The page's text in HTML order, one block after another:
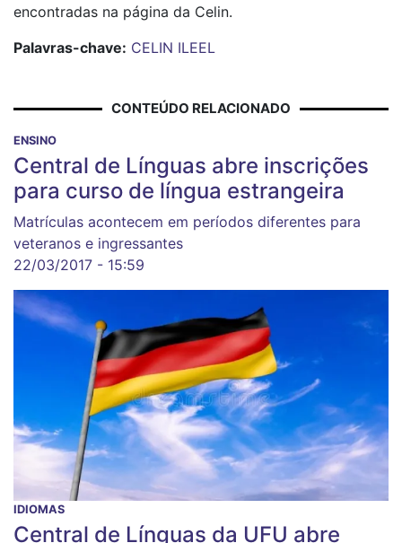
encontradas na página da Celin.
Palavras-chave: CELIN ILEEL
CONTEÚDO RELACIONADO
ENSINO
Central de Línguas abre inscrições
para curso de língua estrangeira
Matrículas acontecem em períodos diferentes para
veteranos e ingressantes
22/03/2017 - 15:59
IDIOMAS
Central de Línguas da UFU abre